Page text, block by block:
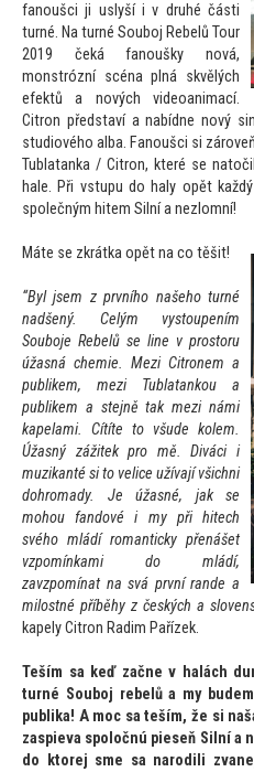
fanoušci ji uslyší i v druhé části
turné. Na turné Souboj Rebelů Tour
2019 čeká fanoušky nová,
monstrózní scéna plná skvělých
efektů a nových videoanimací.
Citron představí a nabídne nový
studiového alba. Fanoušci si
Tublatanka / Citron, které se na
hale. Při vstupu do haly opět
společným hitem Silní a nezlomní!
Máte se zkrátka opět na co těšit!
“Byl jsem z prvního našeho turné
nadšený. Celým vystoupením
Souboje Rebelů se line v prostoru
úžasná chemie. Mezi Citronem a
publikem, mezi Tublatankou a
publikem a stejně tak mezi námi
kapelami. Cítíte to všude kolem.
Úžasný zážitek pro mě. Diváci i
muzikanté sito velice užívají všichni
dohromady. Je úžasné, jak se
mohou fandové i my při hitech
svého mládí romanticky přenášet
vzpomínkami do mládí,
zavzpomínat na svá první rande a
milostné příběhy z českých a
kapely Citron Radim Pařízek.
Teším sa keď začne v halách
turné Souboj rebelů a my
publika! A moc sa teším, že si
zaspieva spoločnú pieseň Silní a
do ktorej sme sa narodili